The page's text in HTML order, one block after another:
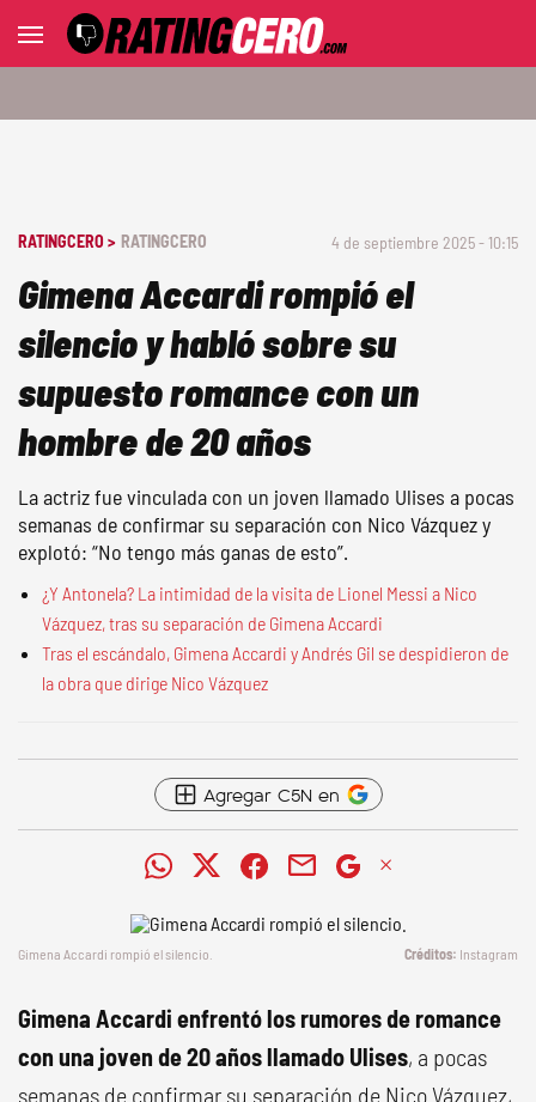
RATINGCERO > RATINGCERO 4 de septiembre 2025 - 10:15
Gimena Accardi rompió el
silencio y habló sobre su
supuesto romance con un
hombre de 20 años
La actriz fue vinculada con un joven llamado Ulises a pocas
semanas de confirmar su separación con Nico Vázquez y
explotó: “No tengo más ganas de esto”.
¿Y Antonela? La intimidad de la visita de Lionel Messi a Nico
Vázquez, tras su separación de Gimena Accardi
Tras el escándalo, Gimena Accardi y Andrés Gil se despidieron de
la obra que dirige Nico Vázquez
Agregar C5N en
Gimena Accardi rompió el silencio. Instagram
Gimena Accardi enfrentó los rumores de romance
con una joven de 20 años llamado Ulises, a pocas
semanas de confirmar su separación de Nico Vázquez,